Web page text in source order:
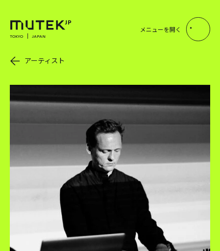
TOKYO JAPAN
メニューを開く
アーティスト